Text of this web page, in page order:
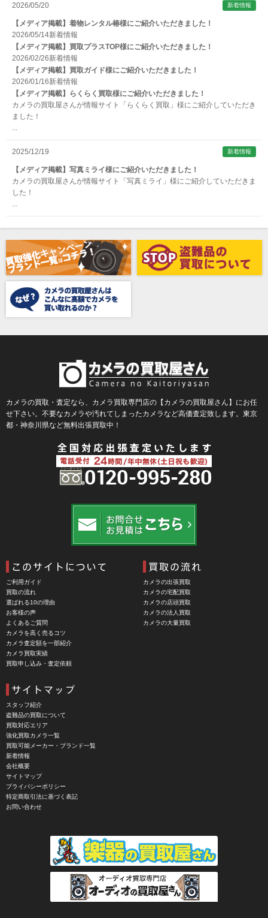
ARAX（アラクス）
Arca-Swiss（アルカスイス）
Argus （アーガス）
ARNUVO（アルヌボ）
ARTISAN&ARTIST (アルティザンアンドアーティスト)
Aska（アスカ/飛鳥）
ATOMOS（アトモス）
erg（エルグ）
AVENON（アベノン）
Awagami Factory（アワガミファクトリー）
Belkin（ベルキン）
Bencini（ベンチーニ）
BENRO（ベンロ）
BERGEON（ベルジョン）
Blackmagic Design（ブラックマジックデザイン）
BLACKRAPID （ブラックラピッド）
BLaKPIXEL（ブラックピクセル）
Bokkeh（ボケ）
Bolsey（ボルシー）
BRAUN（ブラウン）
BUFFALO（バッファロー）
Cam Caddie（カムキャディ）
Carhartt（カーハート）
Carl Zeiss Jena（カールツアイスイエナ）
CASIO（カシオ）
CBL Lens（シービーエル）
CHINON（チノン）
CHIYOCA 千代田商会（ちよだしょうかい）
CIESTA（シエスタ）
Cineroid（シネロイド）
CINEVATE （シネベート）
CIRO （シロ）
CLARUS（クラルス）
Clay Smith（クレイスミス）
COMET（コメット）
Corfield（コーフィールド）
COSINA（コシナ）
COSMOS（コスモスインターナショナル）
COTTA（コッタ）
2026/05/20 新着情報
【メディア掲載】着物レンタル椿様にご紹介いただきました！
2026/05/14新着情報
【メディア掲載】買取プラスTOP様にご紹介いただきました！
2026/02/26新着情報
【メディア掲載】買取ガイド様にご紹介いただきました！
2026/01/16新着情報
【メディア掲載】らくらく買取様にご紹介いただきました！
カメラの買取屋さんが情報サイト「らくらく買取」様にご紹介していただき
ました！
2025/12/19 新着情報
【メディア掲載】写真ミライ様にご紹介いただきました！
カメラの買取屋さんが情報サイト「写真ミライ」様にご紹介していただきま
した！
カメラの買取・査定なら、カメラ買取専門店の【カメラの買取屋さん】にお任
せ下さい。不要なカメラや汚れてしまったカメラなど高価査定致します。東京
都・神奈川県など無料出張買取中！
ご利用ガイド
買取の流れ
選ばれる10の理由
お客様の声
よくあるご質問
カメラを高く売るコツ
カメラ査定額を一部紹介
カメラ買取実績
買取申し込み・査定依頼
カメラの出張買取
カメラの宅配買取
カメラの店頭買取
カメラの法人買取
カメラの大量買取
スタッフ紹介
盗難品の買取について
買取対応エリア
強化買取カメラ一覧
買取可能メーカー・ブランド一覧
新着情報
会社概要
サイトマップ
プライバシーポリシー
特定商取引法に基づく表記
お問い合わせ